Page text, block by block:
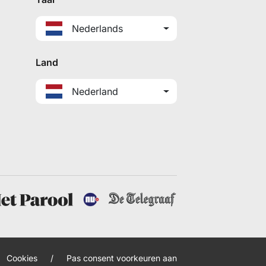
Nederlands
Land
Nederland
Cookies / Pas consent voorkeuren aan